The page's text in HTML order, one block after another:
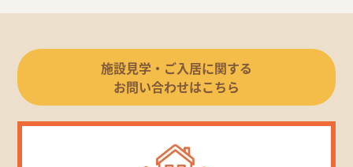
施設見学・ご入居に関する
お問い合わせはこちら